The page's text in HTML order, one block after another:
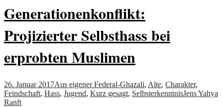
Generationenkonflikt:
Projizierter Selbsthass bei
erprobten Muslimen
26. Januar 2017Aus eigener Federal-Ghazali, Alte, Charakter,
Feindschaft, Hass, Jugend, Kurz gesagt, SelbsterkenntnisJens Yahya
Ranft